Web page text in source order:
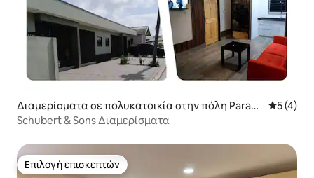
Διαμερίσματα σε πολυκατοικία στην πόλη Param
aribo
Μέση
5 (4)
Schubert & Sons Διαμερίσματα
Επιλογή επισκεπτών
Επιλογή επισκεπτών